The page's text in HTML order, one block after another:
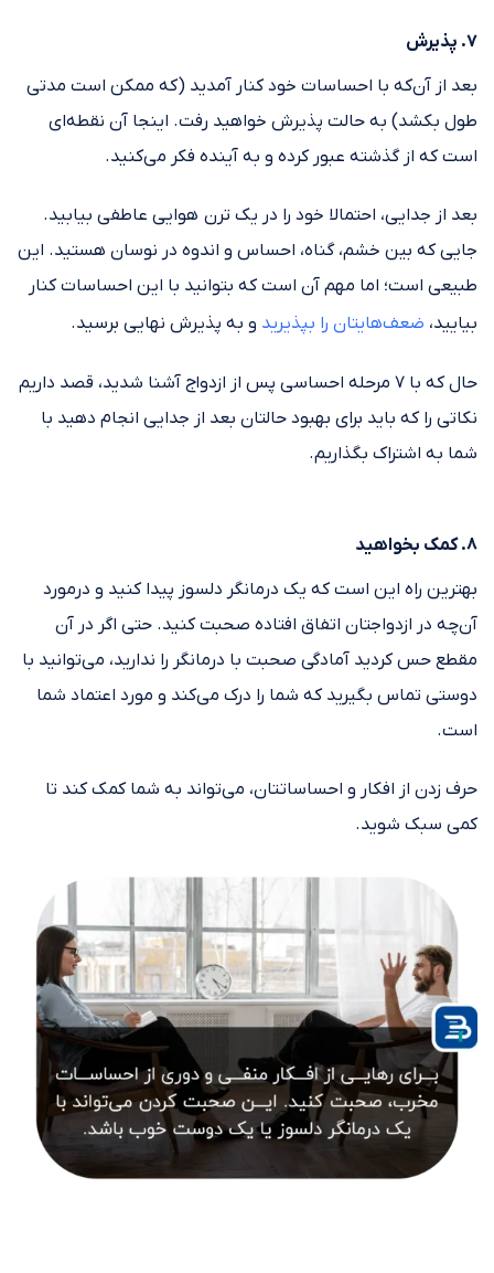
۷. پذیرش
بعد از آن‌که با احساسات خود کنار آمدید (که ممکن است مدتی
طول بکشد) به حالت پذیرش خواهید رفت. اینجا آن نقطه‌ای
است که از گذشته عبور کرده و به آینده فکر می‌کنید.
بعد از جدایی، احتمالا خود را در یک ترن هوایی عاطفی بیابید.
جایی که بین خشم، گناه، احساس و اندوه در نوسان هستید. این
طبیعی است؛ اما مهم آن است که بتوانید با این احساسات کنار
بیایید، ضعف‌هایتان را بپذیرید و به پذیرش نهایی برسید.
حال که با ۷ مرحله احساسی پس از ازدواج آشنا شدید، قصد داریم
نکاتی را که باید برای بهبود حالتان بعد از جدایی انجام دهید با
شما به اشتراک بگذاریم.
۸. کمک بخواهید
بهترین راه این است که یک درمانگر دلسوز پیدا کنید و درمورد
آن‌چه در ازدواجتان اتفاق افتاده صحبت کنید. حتی اگر در آن
مقطع حس کردید آمادگی صحبت با درمانگر را ندارید، می‌توانید با
دوستی تماس بگیرید که شما را درک می‌کند و مورد اعتماد شما
است.
حرف زدن از افکار و احساساتتان، می‌تواند به شما کمک کند تا
کمی سبک شوید.